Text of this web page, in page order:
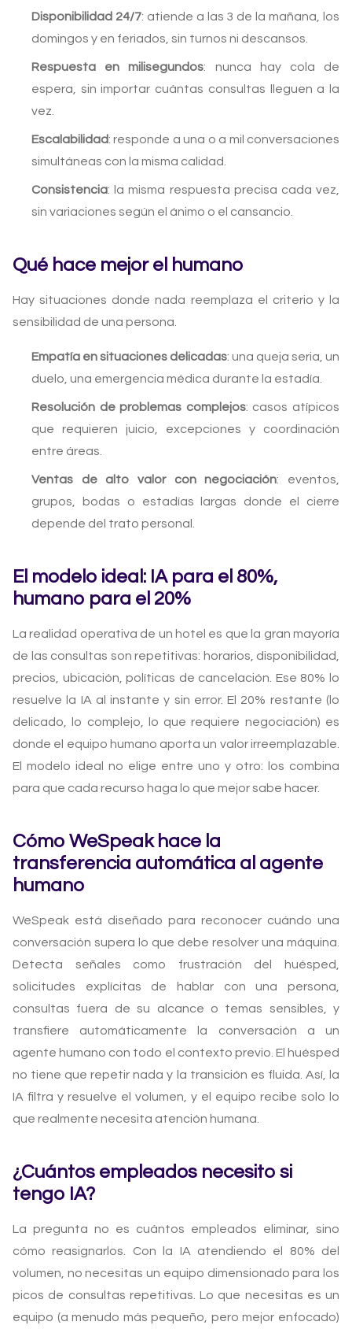
Disponibilidad 24/7: atiende a las 3 de la mañana, los
domingos y en feriados, sin turnos ni descansos.
Respuesta en milisegundos: nunca hay cola de
espera, sin importar cuántas consultas lleguen a la
vez.
Escalabilidad: responde a una o a mil conversaciones
simultáneas con la misma calidad.
Consistencia: la misma respuesta precisa cada vez,
sin variaciones según el ánimo o el cansancio.
Qué hace mejor el humano
Hay situaciones donde nada reemplaza el criterio y la
sensibilidad de una persona.
Empatía en situaciones delicadas: una queja seria, un
duelo, una emergencia médica durante la estadía.
Resolución de problemas complejos: casos atípicos
que requieren juicio, excepciones y coordinación
entre áreas.
Ventas de alto valor con negociación: eventos,
grupos, bodas o estadías largas donde el cierre
depende del trato personal.
El modelo ideal: IA para el 80%,
humano para el 20%
La realidad operativa de un hotel es que la gran mayoría
de las consultas son repetitivas: horarios, disponibilidad,
precios, ubicación, políticas de cancelación. Ese 80% lo
resuelve la IA al instante y sin error. El 20% restante (lo
delicado, lo complejo, lo que requiere negociación) es
donde el equipo humano aporta un valor irreemplazable.
El modelo ideal no elige entre uno y otro: los combina
para que cada recurso haga lo que mejor sabe hacer.
Cómo WeSpeak hace la
transferencia automática al agente
humano
WeSpeak está diseñado para reconocer cuándo una
conversación supera lo que debe resolver una máquina.
Detecta señales como frustración del huésped,
solicitudes explícitas de hablar con una persona,
consultas fuera de su alcance o temas sensibles, y
transfiere automáticamente la conversación a un
agente humano con todo el contexto previo. El huésped
no tiene que repetir nada y la transición es fluida. Así, la
IA filtra y resuelve el volumen, y el equipo recibe solo lo
que realmente necesita atención humana.
¿Cuántos empleados necesito si
tengo IA?
La pregunta no es cuántos empleados eliminar, sino
cómo reasignarlos. Con la IA atendiendo el 80% del
volumen, no necesitas un equipo dimensionado para los
picos de consultas repetitivas. Lo que necesitas es un
equipo (a menudo más pequeño, pero mejor enfocado)